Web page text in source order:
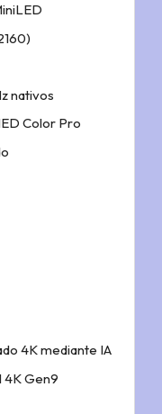
nativos
Color Pro
4K mediante IA
4K Gen9